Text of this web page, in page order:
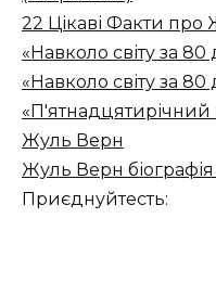
22 Цікаві Факти
«Навколо світу за
«Навколо світу за
«П'ятнадцятирічний
Жуль Верн
Жуль Верн
Приєднуйтесть: